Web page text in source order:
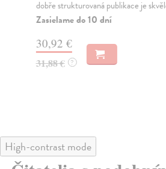
dobře strukturovaná publikace je
Zasielame do 10 dní
30,92 €
31,88 € ?
High-contrast mode